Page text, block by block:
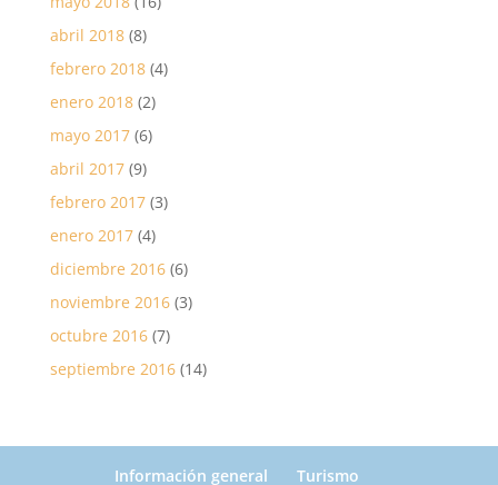
abril 2018(8)
febrero 2018(4)
enero 2018(2)
mayo 2017(6)
abril 2017(9)
febrero 2017(3)
enero 2017(4)
diciembre 2016(6)
noviembre 2016(3)
octubre 2016(7)
septiembre 2016(14)
Información general Turismo